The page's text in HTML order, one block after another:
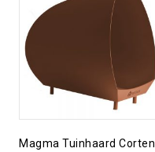
Magma Tuinhaard Corten